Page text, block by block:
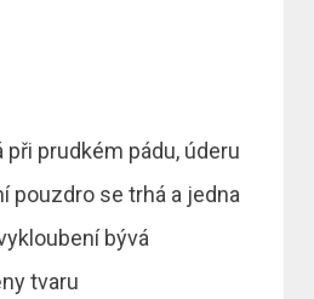
prudkém pádu, úderu
pouzdro se trhá a jedna
bývá
tvaru